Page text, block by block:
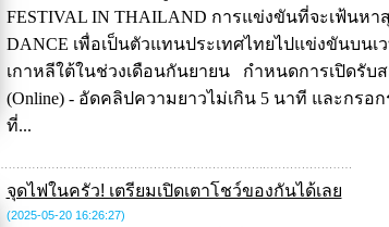
FESTIVAL IN THAILAND การแข่งขันที่จะเฟ้นหา
DANCE เพื่อเป็นตัวแทนประเทศไทยไปแข่งขันบน
เกาหลีใต้ในช่วงเดือนกันยายน กำหนดการเปิดรับ
(Online) - อัดคลิปความยาวไม่เกิน 5 นาที และกรอ
ที่...
จุดไฟในครัว! เตรียมเปิดเตาโชว์ของกันได้เลย
(2025-05-20 16:26:27)